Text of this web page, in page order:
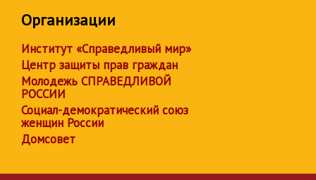
Организации
Институт «Справедливый мир»
Центр защиты прав граждан
Молодежь СПРАВЕДЛИВОЙ
РОССИИ
Социал-демократический союз
женщин России
Домсовет